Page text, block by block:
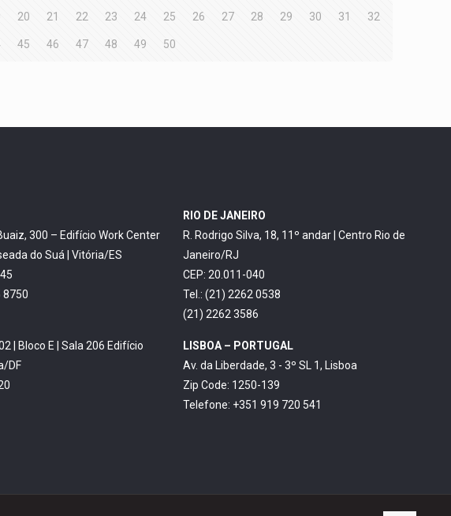
20 21 22 23 24 25 26 27 28 29 30 31 32
45 46 47 48 49 50
300 – Edifício Work Center
do Suá | Vitória/ES
8750
| Bloco E | Sala 206 Edifício
DF
RIO DE JANEIRO
R. Rodrigo Silva, 18, 11º andar | Centro Rio de
Janeiro/RJ
CEP: 20.011-040
Tel.: (21) 2262 0538
(21) 2262 3586
LISBOA – PORTUGAL
Av. da Liberdade, 3 - 3º SL 1, Lisboa
Zip Code: 1250-139
Telefone: +351 919 720 541